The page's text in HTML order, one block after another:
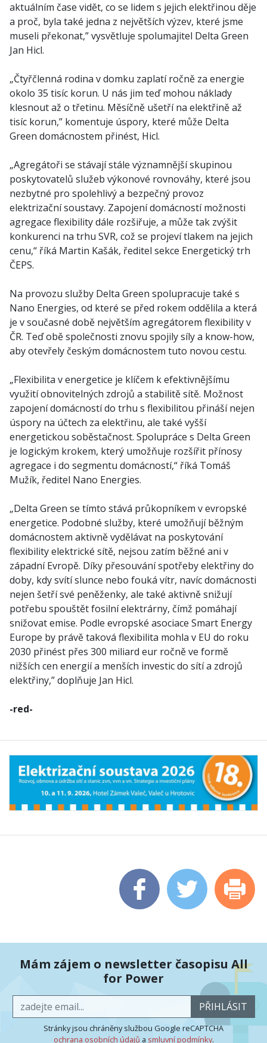
aktuálním čase vidět, co se lidem s jejich elektřinou děje
a proč, byla také jedna z největších výzev, které jsme
museli překonat,” vysvětluje spolumajitel Delta Green
Jan Hicl.
„Čtyřčlenná rodina v domku zaplatí ročně za energie
okolo 35 tisíc korun. U nás jim teď mohou náklady
klesnout až o třetinu. Měsíčně ušetří na elektřině až
tisíc korun,” komentuje úspory, které může Delta
Green domácnostem přinést, Hicl.
„Agregátoři se stávají stále významnější skupinou
poskytovatelů služeb výkonové rovnováhy, které jsou
nezbytné pro spolehlivý a bezpečný provoz
elektrizační soustavy. Zapojení domácností možnosti
agregace flexibility dále rozšiřuje, a může tak zvýšit
konkurenci na trhu SVR, což se projeví tlakem na jejich
cenu,“ říká Martin Kašák, ředitel sekce Energetický trh
ČEPS.
Na provozu služby Delta Green spolupracuje také s
Nano Energies, od které se před rokem oddělila a která
je v současné době největším agregátorem flexibility v
ČR. Teď obě společnosti znovu spojily síly a know-how,
aby otevřely českým domácnostem tuto novou cestu.
„Flexibilita v energetice je klíčem k efektivnějšímu
využití obnovitelných zdrojů a stabilitě sítě. Možnost
zapojení domácností do trhu s flexibilitou přináší nejen
úspory na účtech za elektřinu, ale také vyšší
energetickou soběstačnost. Spolupráce s Delta Green
je logickým krokem, který umožňuje rozšířit přínosy
agregace i do segmentu domácností,“ říká Tomáš
Mužík, ředitel Nano Energies.
„Delta Green se tímto stává průkopníkem v evropské
energetice. Podobné služby, které umožňují běžným
domácnostem aktivně vydělávat na poskytování
flexibility elektrické sítě, nejsou zatím běžné ani v
západní Evropě. Díky přesouvání spotřeby elektřiny do
doby, kdy svítí slunce nebo fouká vítr, navíc domácnosti
nejen šetří své peněženky, ale také aktivně snižují
potřebu spouštět fosilní elektrárny, čímž pomáhají
snižovat emise. Podle evropské asociace Smart Energy
Europe by právě taková flexibilita mohla v EU do roku
2030 přinést přes 300 miliard eur ročně ve formě
nižších cen energií a menších investic do sítí a zdrojů
elektřiny,” doplňuje Jan Hicl.
-red-
Mám zájem o newsletter časopisu All
for Power
PŘIHLÁSIT
Stránky jsou chráněny službou Google reCAPTCHA
ochrana osobních údajů a smluvní podmínky.